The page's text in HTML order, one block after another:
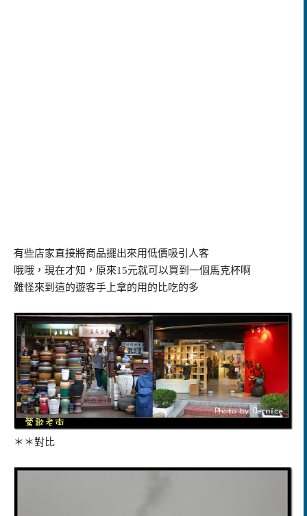
有些店家直接將商品擺出來用低價吸引人客
哦哦，現在才知，原來15元就可以買到一個馬克杯啊
難怪來到這的遊客手上拿的用的比吃的多
＊＊對比